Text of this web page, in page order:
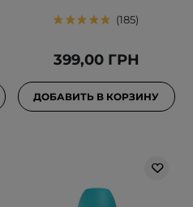
185
399,00 ГРН
ДОБАВИТЬ В КОРЗИНУ